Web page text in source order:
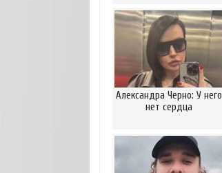
Александра Черно: У него
нет сердца